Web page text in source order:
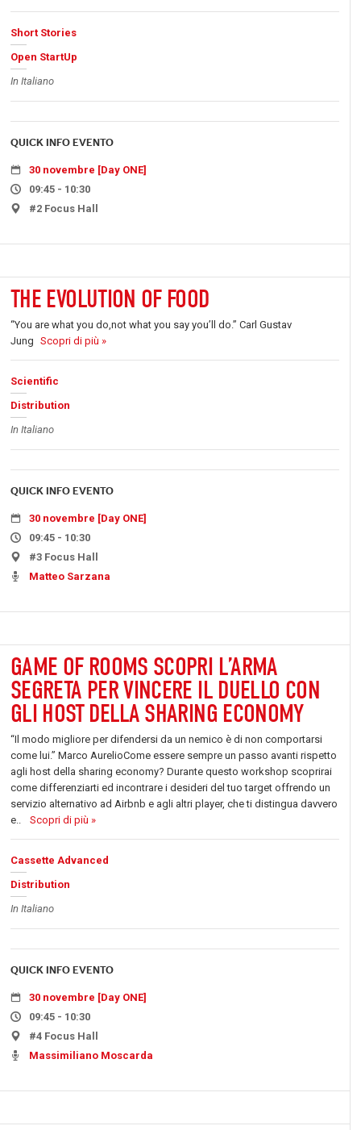
Short Stories
Open StartUp
In Italiano
QUICK INFO EVENTO
30 novembre [Day ONE]
09:45 - 10:30
#2 Focus Hall
THE EVOLUTION OF FOOD
“You are what you do,not what you say you’ll do.” Carl Gustav
Jung Scopri di più »
Scientific
Distribution
In Italiano
QUICK INFO EVENTO
30 novembre [Day ONE]
09:45 - 10:30
#3 Focus Hall
Matteo Sarzana
GAME OF ROOMS SCOPRI L’ARMA
SEGRETA PER VINCERE IL DUELLO CON
GLI HOST DELLA SHARING ECONOMY
“Il modo migliore per difendersi da un nemico è di non comportarsi
come lui.” Marco AurelioCome essere sempre un passo avanti rispetto
agli host della sharing economy? Durante questo workshop scoprirai
come differenziarti ed incontrare i desideri del tuo target offrendo un
servizio alternativo ad Airbnb e agli altri player, che ti distingua davvero
e..
Scopri di più »
Cassette Advanced
Distribution
In Italiano
QUICK INFO EVENTO
30 novembre [Day ONE]
09:45 - 10:30
#4 Focus Hall
Massimiliano Moscarda